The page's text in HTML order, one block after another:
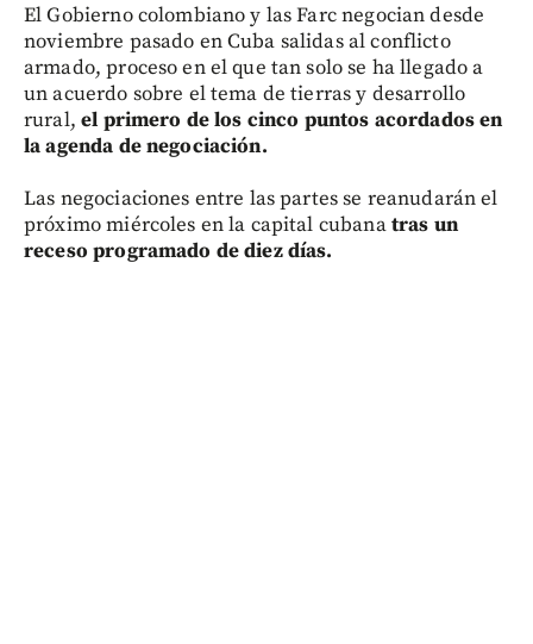
El Gobierno colombiano y las Farc negocian desde
noviembre pasado en Cuba salidas al conflicto
armado, proceso en el que tan solo se ha llegado a
un acuerdo sobre el tema de tierras y desarrollo
rural,el primero de los cinco puntos acordados en
la agenda de negociación.
Las negociaciones entre las partes se reanudarán el
próximo miércoles en la capital cubanatras un
receso programado de diez días.